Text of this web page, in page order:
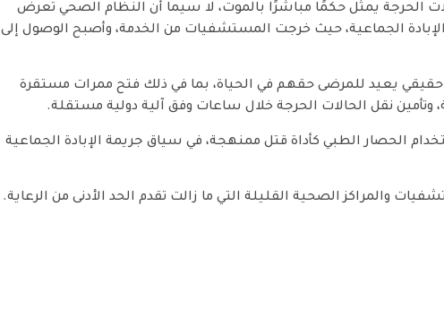
الحرجة يمثل حكمًا مباشرًا بالموت، لا سيما أن النظام الصحي تعرض
الجماعية، حيث خرجت المستشفيات من الخدمة، وأصبح الوصول إلى
حقيقي يعيد للمرضى حقهم في الحياة، بما في ذلك فتح ممرات مستقرة
وتأمين نقل الحالات الحرجة خلال ساعات وفق آلية دولية مستقلة.
الحصار الطبي كأداة قتل ممنهجة، في سياق جريمة الإبادة الجماعية
والمراكز الصحية القليلة التي ما زالت تقدم الحد الأدنى من الرعاية.